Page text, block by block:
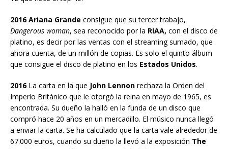
2016 Ariana Grande consigue que su tercer trabajo,
Dangerous woman, sea reconocido por la RIAA, con el disco de
platino, es decir por las ventas con el streaming sumado, que
ahora cuenta, de un millón de copias. Es solo el quinto álbum
que consigue el disco de platino en los Estados Unidos.
2016La carta en la que John Lennon rechaza la Orden del
Imperio Británico que le otorgó la reina en mayo de 1965, es
encontrada. Su dueño la halló en la funda de un disco que
compró hace 20 años en un mercadillo. El músico nunca llegó
a enviar la carta. Se ha calculado que la carta vale alrededor de
67.000 euros, cuando su dueño la llevó a la exposición The